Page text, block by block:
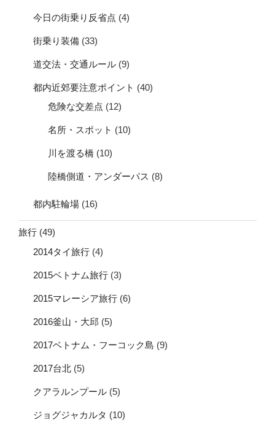
今日の街乗り反省点 (4)
街乗り装備 (33)
道交法・交通ルール (9)
都内近郊要注意ポイント (40)
危険な交差点 (12)
名所・スポット (10)
川を渡る橋 (10)
陸橋側道・アンダーパス (8)
都内駐輪場 (16)
旅行 (49)
2014タイ旅行 (4)
2015ベトナム旅行 (3)
2015マレーシア旅行 (6)
2016釜山・大邱 (5)
2017ベトナム・フーコック島 (9)
2017台北 (5)
クアラルンプール (5)
ジョグジャカルタ (10)